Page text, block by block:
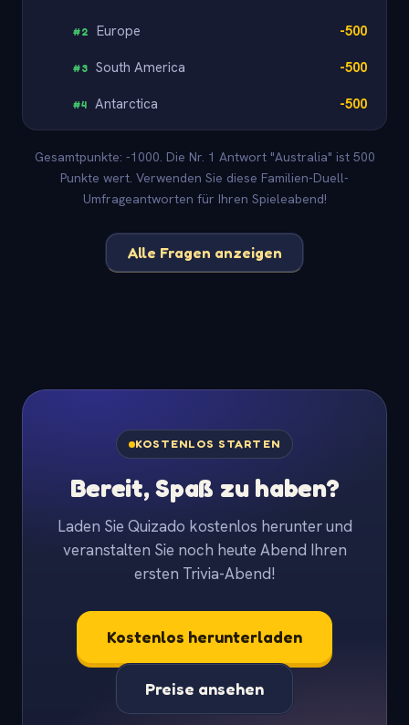
#2 Europe -500
#3 South America -500
#4 Antarctica -500
Gesamtpunkte: -1000. Die Nr. 1 Antwort "Australia" ist 500
Punkte wert. Verwenden Sie diese Familien-Duell-
Umfrageantworten für Ihren Spieleabend!
Alle Fragen anzeigen
KOSTENLOS STARTEN
Bereit, Spaß zu haben?
Laden Sie Quizado kostenlos herunter und
veranstalten Sie noch heute Abend Ihren
ersten Trivia-Abend!
Kostenlos herunterladen
Preise ansehen